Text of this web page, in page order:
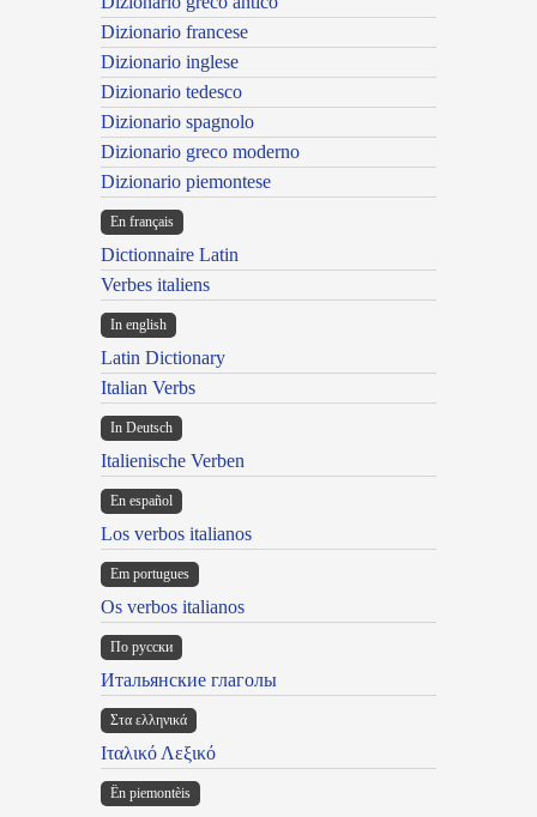
Dizionario francese
Dizionario inglese
Dizionario tedesco
Dizionario spagnolo
Dizionario greco moderno
Dizionario piemontese
En français
Dictionnaire Latin
Verbes italiens
In english
Latin Dictionary
Italian Verbs
In Deutsch
Italienische Verben
En español
Los verbos italianos
Em portugues
Os verbos italianos
По русски
Итальянские глаголы
Στα ελληνικά
Ιταλικό Λεξικό
Ën piemontèis